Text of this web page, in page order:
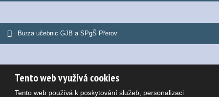
Burza učebnic GJB a SPgŠ Přerov
Tento web využívá cookies
Tento web používá k poskytování služeb, personalizaci